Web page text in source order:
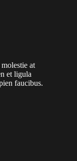
at
et ligula
faucibus.